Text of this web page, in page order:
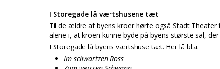
I Storegade lå værtshusene tæt
Til de ældre af byens kroer hørte også Stadt
alene i, at kroen kunne byde på byens største sal,
I Storegade lå byens værtshuse tæt. Her lå bl.a.
Im schwartzen Ross